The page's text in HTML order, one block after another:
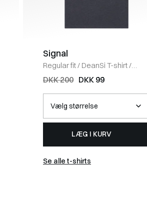
Signal
Regular fit/ DeanSi T-shirt/
NAVY MEL
DKK 200 DKK 99
LÆG I KURV
Se alle t-shirts